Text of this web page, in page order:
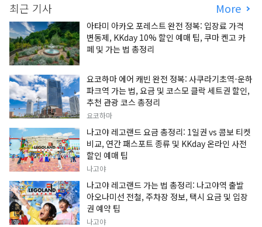
최근 기사 More
아타미 아카오 포레스트 완전 정복: 입장료 가격
변동제, KKday 10% 할인 예매 팁, 쿠마 켄고 카
페 및 가는 법 총정리
요코하마 에어 캐빈 완전 정복: 사쿠라기초역-운하
파크역 가는 법, 요금 및 코스모 클락 세트권 할인,
추천 관광 코스 총정리
요코하마
나고야 레고랜드 요금 총정리: 1일권 vs 콤보 티켓
비교, 연간 패스포트 종류 및 KKday 온라인 사전
할인 예매 팁
나고야
나고야 레고랜드 가는 법 총정리: 나고야역 출발
아오나미선 전철, 주차장 정보, 택시 요금 및 입장
권 예약 팁
나고야